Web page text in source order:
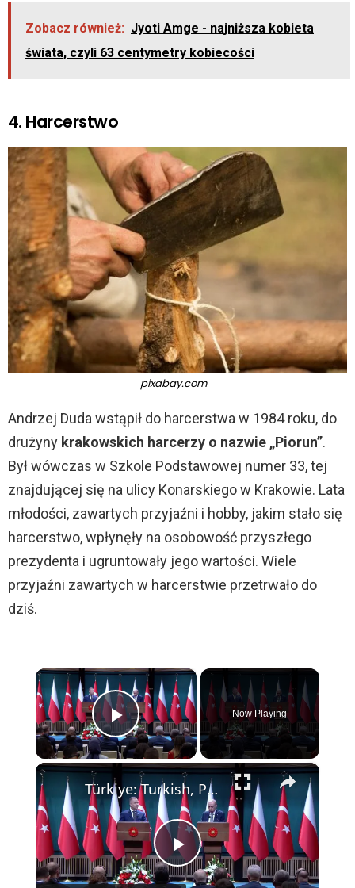
Zobacz również: Jyoti Amge - najniższa kobieta
świata, czyli 63 centymetry kobiecości
4. Harcerstwo
pixabay.com
Andrzej Duda wstąpił do harcerstwa w 1984 roku, do
drużyny krakowskich harcerzy o nazwie „Piorun”.
Był wówczas w Szkole Podstawowej numer 33, tej
znajdującej się na ulicy Konarskiego w Krakowie. Lata
młodości, zawartych przyjaźni i hobby, jakim stało się
harcerstwo, wpłynęły na osobowość przyszłego
prezydenta i ugruntowały jego wartości. Wiele
przyjaźni zawartych w harcerstwie przetrwało do
dziś.
×
Play Video
Now Playing
×
P
Türkiye: Turkish, Polish presidents hold joint press conference in Ankara.